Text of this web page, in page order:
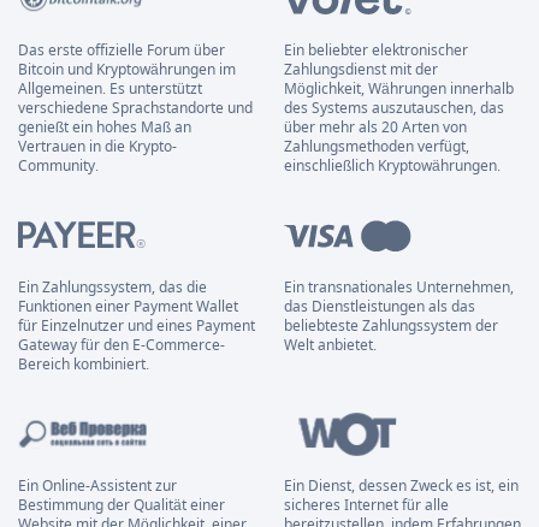
Das erste offizielle Forum über
Bitcoin und Kryptowährungen im
Allgemeinen. Es unterstützt
verschiedene Sprachstandorte und
genießt ein hohes Maß an
Vertrauen in die Krypto-
Community.
Ein beliebter elektronischer
Zahlungsdienst mit der
Möglichkeit, Währungen innerhalb
des Systems auszutauschen, das
über mehr als 20 Arten von
Zahlungsmethoden verfügt,
einschließlich Kryptowährungen.
Ein Zahlungssystem, das die
Funktionen einer Payment Wallet
für Einzelnutzer und eines Payment
Gateway für den E-Commerce-
Bereich kombiniert.
Ein transnationales Unternehmen,
das Dienstleistungen als das
beliebteste Zahlungssystem der
Welt anbietet.
Ein Online-Assistent zur
Bestimmung der Qualität einer
Ein Dienst, dessen Zweck es ist, ein
sicheres Internet für alle